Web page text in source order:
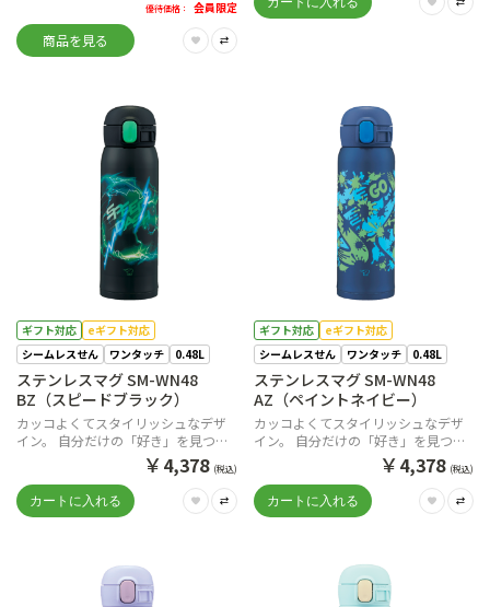
優待価格：
会員限定
商品を見る
ギフト対応
eギフト対応
シームレスせん
ワンタッチ 0.48L
ステンレスマグ SM-WN48
BZ（スピードブラック）
カッコよくてスタイリッシュなデザ
イン。 自分だけの「好き」を見つけ
￥4,378 (税込)
ギフト対応
eギフト対応
シームレスせん
ワンタッチ 0.48L
ステンレスマグ SM-WN48
AZ（ペイントネイビー）
カッコよくてスタイリッシュなデザ
イン。 自分だけの「好き」を見つけ
て一緒に出かけよう。￥4,378 (税込)